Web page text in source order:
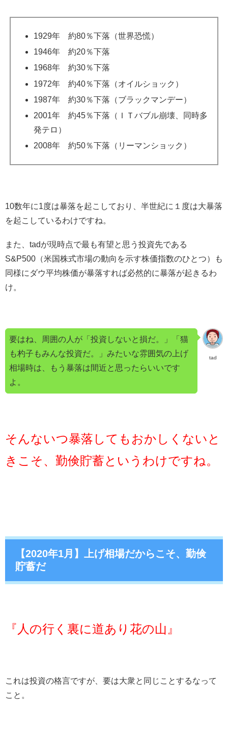
1929年 約80％下落（世界恐慌）
1946年 約20％下落
1968年 約30％下落
1972年 約40％下落（オイルショック）
1987年 約30％下落（ブラックマンデー）
2001年 約45％下落（ＩＴバブル崩壊、同時多
発テロ）
2008年 約50％下落（リーマンショック）
10数年に1度は暴落を起こしており、半世紀に１度は大暴落
を起こしているわけですね。
また、tadが現時点で最も有望と思う投資先である
S&P500（米国株式市場の動向を示す株価指数のひとつ）も
同様にダウ平均株価が暴落すれば必然的に暴落が起きるわ
け。
tad
要はね、周囲の人が「投資しないと損だ。」「猫
も杓子もみんな投資だ。」みたいな雰囲気の上げ
相場時は、もう暴落は間近と思ったらいいです
よ。
そんないつ暴落してもおかしくないと
きこそ、勤倹貯蓄というわけですね。
【2020年1月】上げ相場だからこそ、勤倹
貯蓄だ
『人の行く裏に道あり花の山』
これは投資の格言ですが、要は大衆と同じことするなって
こと。